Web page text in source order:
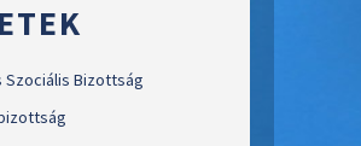
Bizottság